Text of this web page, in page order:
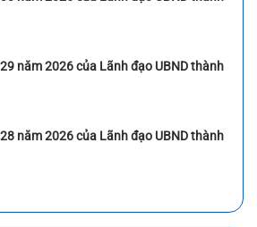
năm 2026 của Lãnh đạo UBND thành
năm 2026 của Lãnh đạo UBND thành